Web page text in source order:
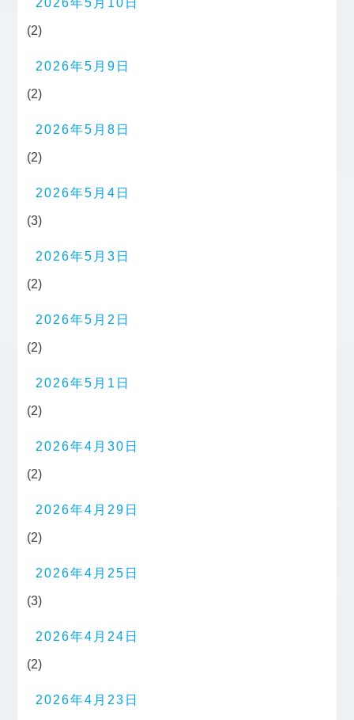
2026年5月10日
(2)
2026年5月9日
(2)
2026年5月8日
(2)
2026年5月4日
(3)
2026年5月3日
(2)
2026年5月2日
(2)
2026年5月1日
(2)
2026年4月30日
(2)
2026年4月29日
(2)
2026年4月25日
(3)
2026年4月24日
(2)
2026年4月23日